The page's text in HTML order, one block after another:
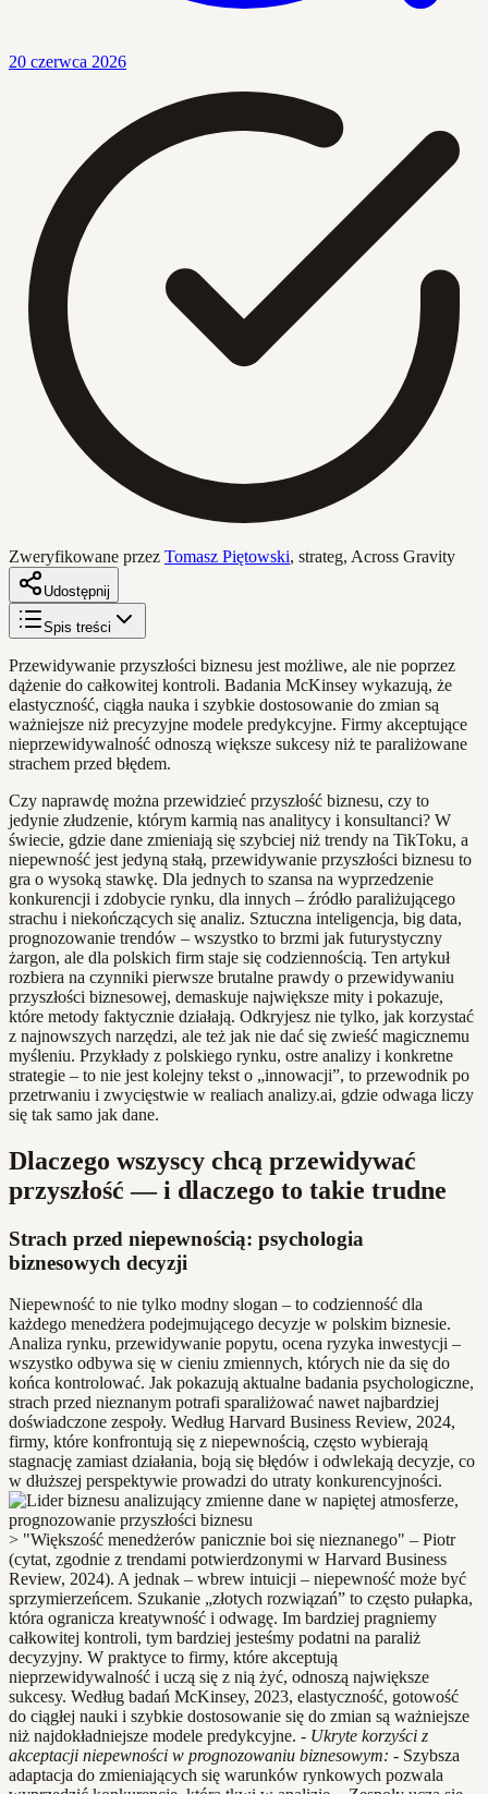
20 czerwca 2026
Zweryfikowane przez Tomasz Piętowski, strateg, Across Gravity
Udostępnij
Spis treści
Przewidywanie przyszłości biznesu jest możliwe, ale nie poprzez
dążenie do całkowitej kontroli. Badania McKinsey wykazują, że
elastyczność, ciągła nauka i szybkie dostosowanie do zmian są
ważniejsze niż precyzyjne modele predykcyjne. Firmy akceptujące
nieprzewidywalność odnoszą większe sukcesy niż te paraliżowane
strachem przed błędem.
Czy naprawdę można przewidzieć przyszłość biznesu, czy to
jedynie złudzenie, którym karmią nas analitycy i konsultanci? W
świecie, gdzie dane zmieniają się szybciej niż trendy na TikToku, a
niepewność jest jedyną stałą, przewidywanie przyszłości biznesu to
gra o wysoką stawkę. Dla jednych to szansa na wyprzedzenie
konkurencji i zdobycie rynku, dla innych – źródło paraliżującego
strachu i niekończących się analiz. Sztuczna inteligencja, big data,
prognozowanie trendów – wszystko to brzmi jak futurystyczny
żargon, ale dla polskich firm staje się codziennością. Ten artykuł
rozbiera na czynniki pierwsze brutalne prawdy o przewidywaniu
przyszłości biznesowej, demaskuje największe mity i pokazuje,
które metody faktycznie działają. Odkryjesz nie tylko, jak korzystać
z najnowszych narzędzi, ale też jak nie dać się zwieść magicznemu
myśleniu. Przykłady z polskiego rynku, ostre analizy i konkretne
strategie – to nie jest kolejny tekst o „innowacji”, to przewodnik po
przetrwaniu i zwycięstwie w realiach analizy.ai, gdzie odwaga liczy
się tak samo jak dane.
Dlaczego wszyscy chcą przewidywać
przyszłość — i dlaczego to takie trudne
Strach przed niepewnością: psychologia
biznesowych decyzji
Niepewność to nie tylko modny slogan – to codzienność dla
każdego menedżera podejmującego decyzje w polskim biznesie.
Analiza rynku, przewidywanie popytu, ocena ryzyka inwestycji –
wszystko odbywa się w cieniu zmiennych, których nie da się do
końca kontrolować. Jak pokazują aktualne badania psychologiczne,
strach przed nieznanym potrafi sparaliżować nawet najbardziej
doświadczone zespoły. Według Harvard Business Review, 2024,
firmy, które konfrontują się z niepewnością, często wybierają
stagnację zamiast działania, boją się błędów i odwlekają decyzje, co
w dłuższej perspektywie prowadzi do utraty konkurencyjności.
> "Większość menedżerów panicznie boi się nieznanego" – Piotr
(cytat, zgodnie z trendami potwierdzonymi w Harvard Business
Review, 2024). A jednak – wbrew intuicji – niepewność może być
sprzymierzeńcem. Szukanie „złotych rozwiązań” to często pułapka,
która ogranicza kreatywność i odwagę. Im bardziej pragniemy
całkowitej kontroli, tym bardziej jesteśmy podatni na paraliż
decyzyjny. W praktyce to firmy, które akceptują
nieprzewidywalność i uczą się z nią żyć, odnoszą największe
sukcesy. Według badań McKinsey, 2023, elastyczność, gotowość
do ciągłej nauki i szybkie dostosowanie się do zmian są ważniejsze
niż najdokładniejsze modele predykcyjne. - Ukryte korzyści z
akceptacji niepewności w prognozowaniu biznesowym: - Szybsza
adaptacja do zmieniających się warunków rynkowych pozwala